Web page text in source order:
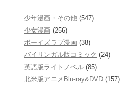
少年漫画・その他 (547)
少女漫画 (256)
ボーイズラブ漫画 (38)
バイリンガル版コミック (24)
英語版ライトノベル (85)
北米版アニメBlu-ray&DVD (157)